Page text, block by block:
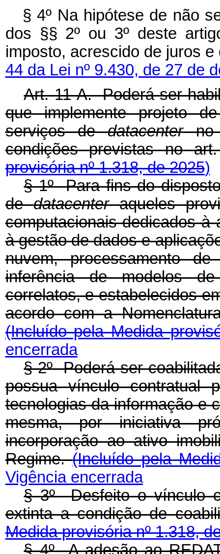
§ 4º Na hipótese de não
dos §§ 2º ou 3º deste
imposto, acrescido de juros
44 da Lei nº 9.430, de 27 de
Art. 11-A. Poderá ser
queimplemente projeto
serviços dedatacenterno
condições previstas
provisória nº 1.318, de 2025)
§ 1º Para fins do
dedatacenteraqueles
computacionais dedicados à
à gestão de dados e
nuvem, processamento
inferência de modelos
correlatos, e estabelecidos
acordo com a
(Incluído pela Medida
encerrada
§ 2º Poderá ser
possua vínculo contratual
tecnologias da informação e
mesma, por iniciativa
incorporação ao ativo
Regime.(Incluído pela
Vigência encerrada
§ 3º Desfeito o vínculo
extinta a condição de
Medida provisória nº 1.318,
§ 4º A adesão ao